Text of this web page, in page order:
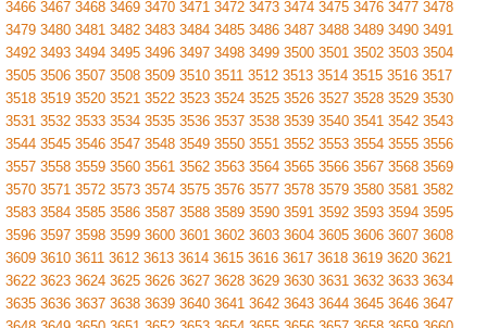
3466 3467 3468 3469 3470 3471 3472 3473 3474 3475 3476 3477 3478
3479 3480 3481 3482 3483 3484 3485 3486 3487 3488 3489 3490 3491
3492 3493 3494 3495 3496 3497 3498 3499 3500 3501 3502 3503 3504
3505 3506 3507 3508 3509 3510 3511 3512 3513 3514 3515 3516 3517
3518 3519 3520 3521 3522 3523 3524 3525 3526 3527 3528 3529 3530
3531 3532 3533 3534 3535 3536 3537 3538 3539 3540 3541 3542 3543
3544 3545 3546 3547 3548 3549 3550 3551 3552 3553 3554 3555 3556
3557 3558 3559 3560 3561 3562 3563 3564 3565 3566 3567 3568 3569
3570 3571 3572 3573 3574 3575 3576 3577 3578 3579 3580 3581 3582
3583 3584 3585 3586 3587 3588 3589 3590 3591 3592 3593 3594 3595
3596 3597 3598 3599 3600 3601 3602 3603 3604 3605 3606 3607 3608
3609 3610 3611 3612 3613 3614 3615 3616 3617 3618 3619 3620 3621
3622 3623 3624 3625 3626 3627 3628 3629 3630 3631 3632 3633 3634
3635 3636 3637 3638 3639 3640 3641 3642 3643 3644 3645 3646 3647